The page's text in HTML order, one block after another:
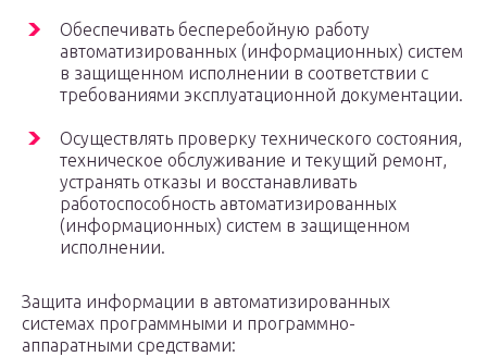
Обеспечивать бесперебойную работу
автоматизированных (информационных) систем
в защищенном исполнении в соответствии с
требованиями эксплуатационной документации.
Осуществлять проверку технического состояния,
техническое обслуживание и текущий ремонт,
устранять отказы и восстанавливать
работоспособность автоматизированных
(информационных) систем в защищенном
исполнении.
Защита информации в автоматизированных
системах программными и программно-
аппаратными средствами: